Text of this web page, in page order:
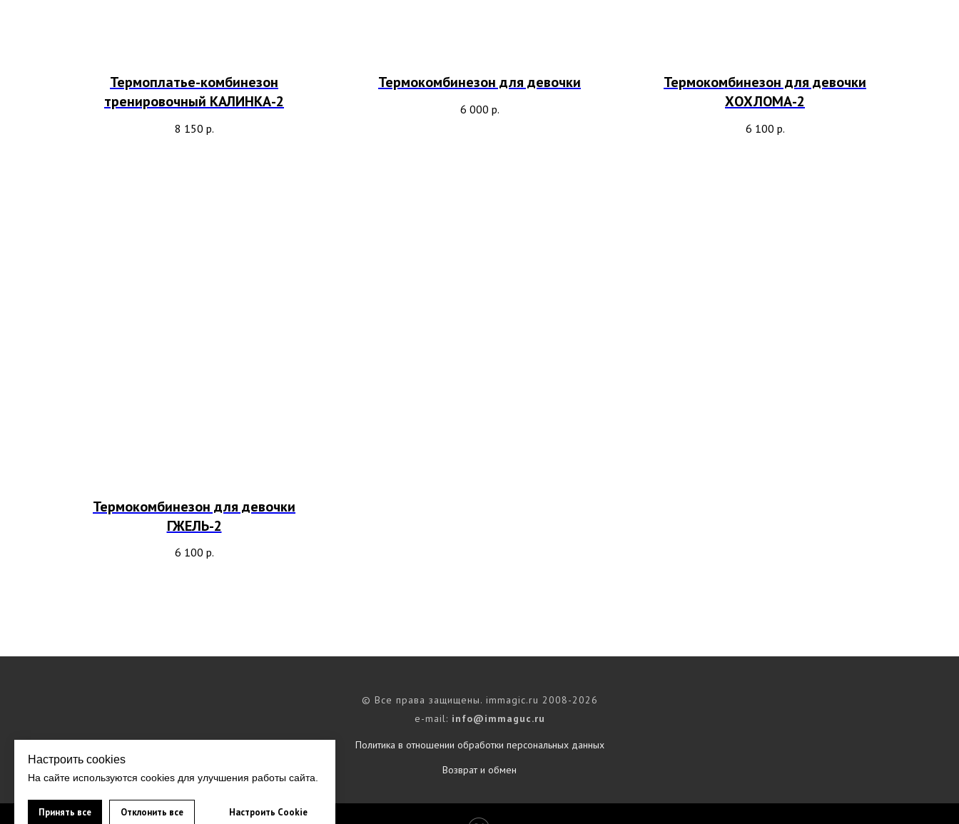
Термоплатье-комбинезон
тренировочный КАЛИНКА-2
8 150 р.
Термокомбинезон для девочки
6 000 р.
Термокомбинезон для девочки
ХОХЛОМА-2
6 100 р.
Термокомбинезон для девочки
ГЖЕЛЬ-2
6 100 р.
© Все права защищены. immagic.ru 2008-2026
e-mail: info@immaguc.ru
Политика в отношении обработки персональных данных
Возврат и обмен
Настроить cookies
На сайте используются cookies для улучшения работы сайта.
Принять все Отклонить все Настроить Cookie